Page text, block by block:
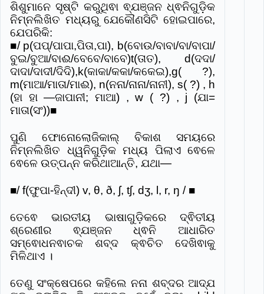
ଶିଶୁମାନେ ସୃଷ୍ଟି କରୁଥିଵା ଵ୍ଯଞ୍ଜନ ଧ୍ଵନିଗୁଡି଼କ
ନିମ୍ନଲିଖିତ ମଧ୍ୟରୁ ଯେକୌଣସିଟି ହୋଇପାରେ,
ଯେପରିକି:
■/ p(ପପ୍/ପାପା,ପିତା,ପା), b(ବୋଉ/ବାବା/ବା/ବାପା/
ବୁଇ/ବୁଆ/ବାଈ/ବେବେ/ବାବେ)t(ତାତ), d(ଦଦା/
ଦାଦା/ଦାଦୀ/ଦିଦି),k(କାକା/କକା/କକେଇ),g( ?),
m(ମାଆ/ମାତା/ମାଈ), n(ନନା/ନାନା/ନାନୀ), s( ?) , h
(ହା ହା ―ଜାପାନୀ; ମାଆ) , w ( ?) , j (ଯା=
ମାତା(ସଂ))■
ପୁଣି ଫୋନୋଲୋଜିକାଲ୍ ବିକାଶ ସମୟରେ
ନିମ୍ନଲିଖିତ ଧ୍ୱନିଗୁଡ଼ିକ ମଧ୍ୟ ପିଲାଏ ଵେଳେ
ଵେଳେ ଉତ୍ପନ୍ନ କରିଥାଆନ୍ତି, ଯଥା―
■/ f(ଫୁପା-ହିନ୍ଦୀ) v, θ, ð, ʃ, tʃ, dʒ, l, r, ŋ / ■
ତେଵେ ଭାରତୀୟ ଭାଷାଗୁଡି଼କରେ ଦ୍ଵିତୀୟ
ଶ୍ରେଣୀର ଵ୍ଯଞ୍ଜନ ଧ୍ଵନି ଆଧାରିତ
ସମ୍ଵୋଧନଵାଚକ ଶବ୍ଦ କ୍ଵଚିତ ଦେଖିଵାକୁ
ମିଳିଥାଏ ।
ତେଣୁ ସଂକ୍ଷେପରେ କହିଲେ ନନା ଶବ୍ଦର ଆଦ୍ଯ